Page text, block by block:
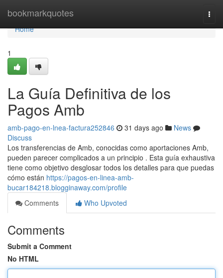
bookmarkquotes
Home
Home
1
La Guía Definitiva de los
Pagos Amb
amb-pago-en-lnea-factura252846 31 days ago
News
Discuss
Los transferencias de Amb, conocidas como aportaciones Amb,
pueden parecer complicados a un principio . Esta guía exhaustiva
tiene como objetivo desglosar todos los detalles para que puedas
cómo están https://pagos-en-linea-amb-
bucar184218.blogginaway.com/profile
Comments
Who Upvoted
Comments
Submit a Comment
No HTML